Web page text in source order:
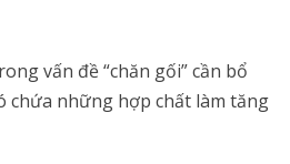
vấn đề “chăn gối” cần bổ
chứa những hợp chất làm tăng